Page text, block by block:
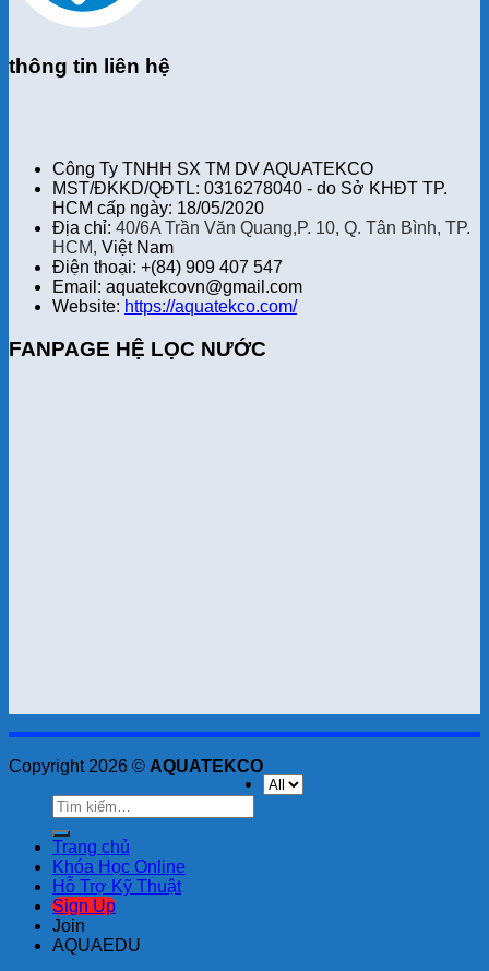
thông tin liên hệ
Công Ty TNHH SX TM DV AQUATEKCO
MST/ĐKKD/QĐTL: 0316278040 - do Sở KHĐT TP.
HCM cấp ngày: 18/05/2020
Địa chỉ: 40/6A Trần Văn Quang,P. 10, Q. Tân Bình, TP.
HCM, Việt Nam
Điện thoại: +(84) 909 407 547
Email: aquatekcovn@gmail.com
Website: https://aquatekco.com/
FANPAGE HỆ LỌC NƯỚC
Copyright 2026 © AQUATEKCO
Tìm
kiếm:
Trang chủ
Khóa Học Online
Hỗ Trợ Kỹ Thuật
Sign Up
Join
AQUAEDU